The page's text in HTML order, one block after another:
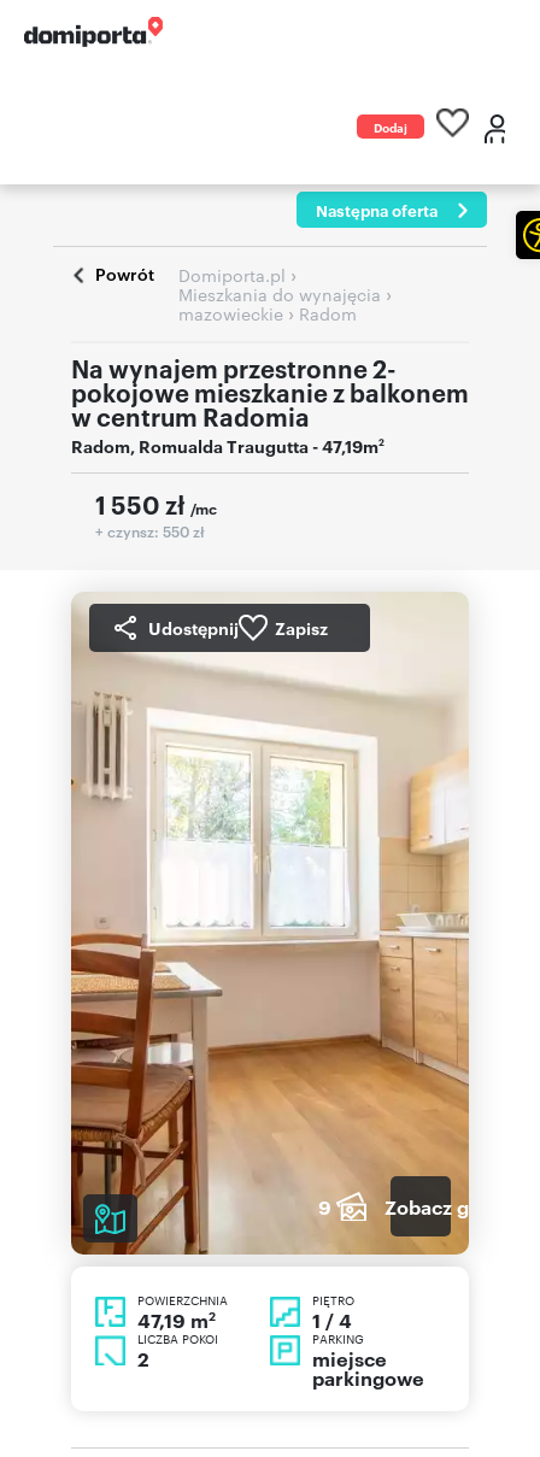
Dodaj
Następna oferta
Powrót Domiporta.pl ›
Mieszkania do wynajęcia ›
mazowieckie › Radom
Na wynajem przestronne 2-
pokojowe mieszkanie z balkonem
w centrum Radomia
Radom, Romualda Traugutta- 47,19m2
1 550 zł /mc
+ czynsz: 550 zł
Udostępnij Zapisz
9 Zobacz galerię
POWIERZCHNIA
47,19 m2
PIĘTRO
1 / 4
LICZBA POKOI
2
PARKING
miejsce
parkingowe